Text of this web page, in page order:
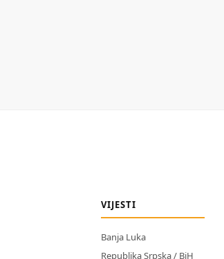
VIJESTI
Banja Luka
Republika Srpska / BiH